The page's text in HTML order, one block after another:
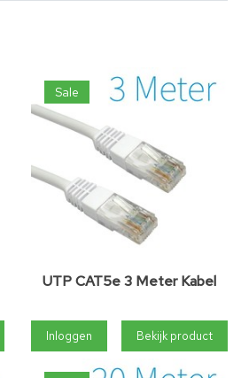
Sale
UTP CAT5e 3 Meter Kabel
Inloggen Bekijk product